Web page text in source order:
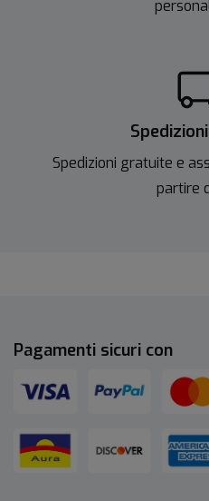
Spedizioni gratuite e
partire
Pagamenti sicuri con